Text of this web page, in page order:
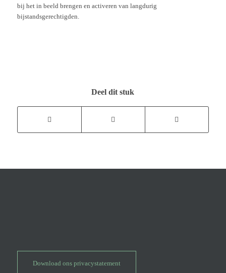
bij het in beeld brengen en activeren van langdurig
bijstandsgerechtigden.
Deel dit stuk
Download ons privacystatement